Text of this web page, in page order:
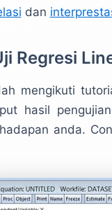
dan
Regresi
mengikuti
hasil
anda.